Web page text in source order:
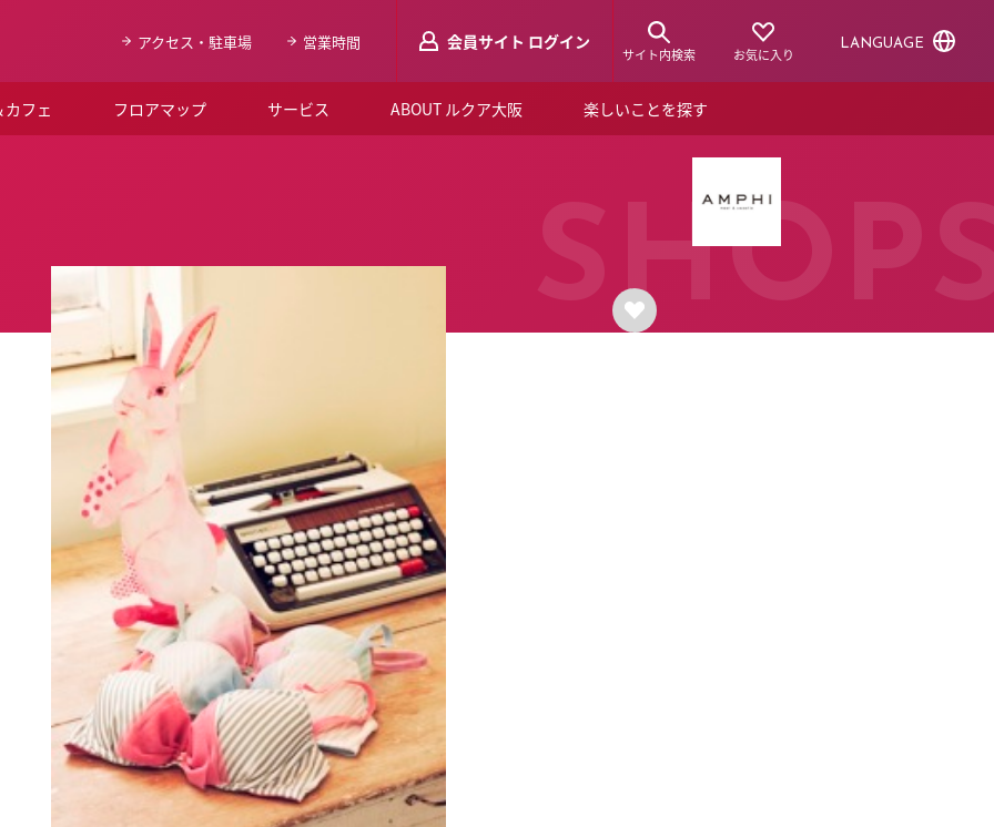
アクセス・駐車場 営業時間 会員サイト ログイン
サイト内検索 お気に入り
LANGUAGE
フェ フロアマップ サービス ABOUT ルクア大阪
ルクア大阪イベントホール
スタッフ募集（長期で働きたい方）
スタッフ募集（スポットで働きたい
方）
楽しいことを探す
ショップニュース
ルクアスタイル
デジタルブック